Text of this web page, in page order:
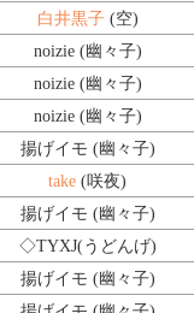
白井黒子(空)
noizie (幽々子)
noizie (幽々子)
noizie (幽々子)
揚げイモ (幽々子)
take (咲夜)
揚げイモ (幽々子)
◇TYXJ(うどんげ)
揚げイモ (幽々子)